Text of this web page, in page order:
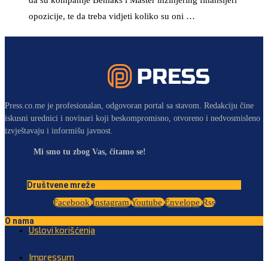
opozicije, te da treba vidjeti koliko su oni …
Press.co.me je profesionalan, odgovoran portal sa stavom. Redakciju čine
iskusni urednici i novinari koji beskompromisno, otvoreno i nedvosmisleno
izvještavaju i informišu javnost.
Mi smo tu zbog Vas, čitamo se!
Društvene mreže
Facebook Instagram Youtube Envelope Rss
O nama
Uslovi korišćenja
Impressum